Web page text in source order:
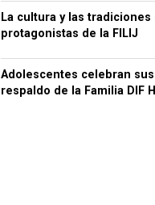
La cultura y las tradiciones
protagonistas de la FILIJ
Adolescentes celebran sus
respaldo de la Familia DIF